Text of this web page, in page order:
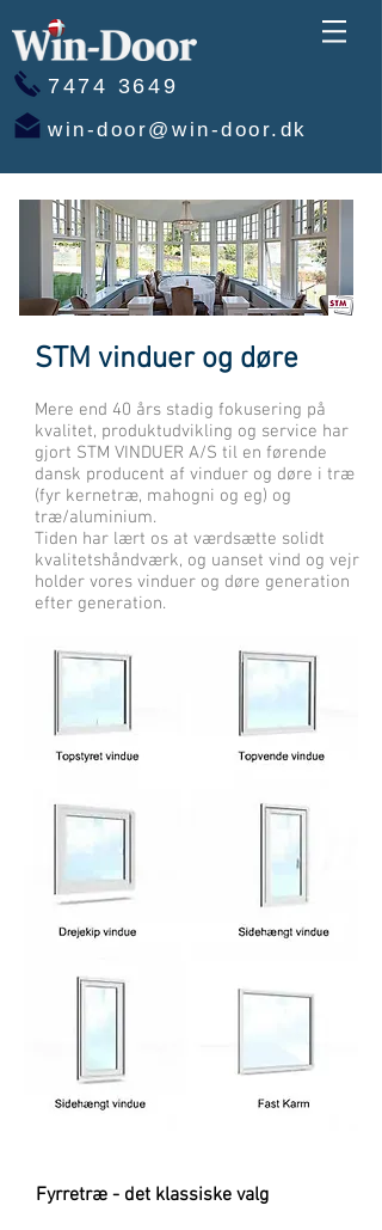
7474 3649
win-door@win-door.dk
STM vinduer og døre
Mere end 40 års stadig fokusering på
kvalitet, produktudvikling og service har
gjort STM VINDUER A/S til en førende
dansk producent af vinduer og døre i træ
(fyr kernetræ, mahogni og eg) og
træ/aluminium.
Tiden har lært os at værdsætte solidt
kvalitetshåndværk, og uanset vind og vejr
holder vores vinduer og døre generation
efter generation.
Fyrretræ - det klassiske valg